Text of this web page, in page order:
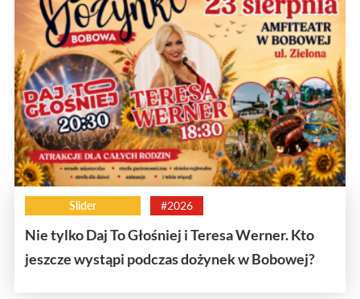
Slider #2026
Nie tylko Daj To Głośniej i Teresa Werner. Kto
jeszcze wystąpi podczas dożynek w Bobowej?